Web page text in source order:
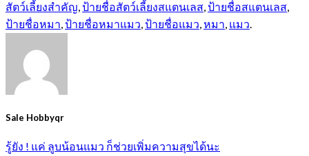
สัตว์เลี้ยงสำคัญ,ป้ายชื่อสัตว์เลี้ยงสแตนเลส,ป้ายชื่อสแตนเลส,
ป้ายชื่อหมา,ป้ายชื่อหมาแมว,ป้ายชื่อแมว,หมา, แมว.
Sale Hobbyqr
รู้ยัง ! แค่ ลูบน้อนแมว ก็ช่วยเพิ่มความสุขได้นะ